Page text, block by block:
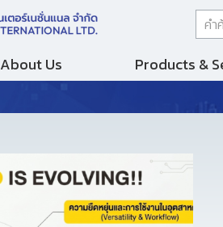
About Us Products &